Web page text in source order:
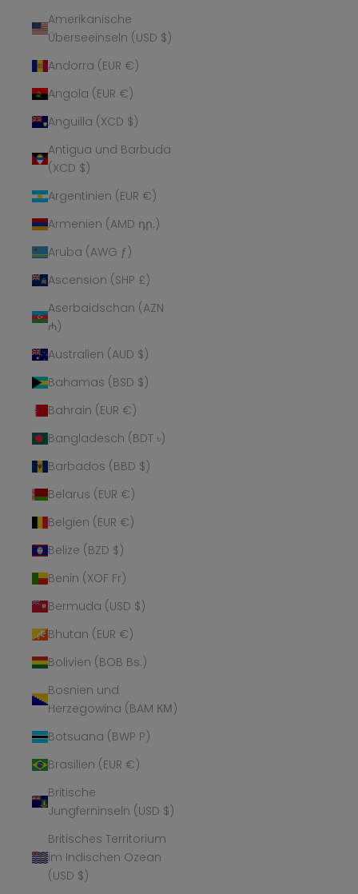
Amerikanische
Überseeinseln (USD $)
Andorra (EUR €)
Angola (EUR €)
Anguilla (XCD $)
Antigua und Barbuda
(XCD $)
Argentinien (EUR €)
Armenien (AMD դր.)
Aruba (AWG ƒ)
Ascension (SHP £)
Aserbaidschan (AZN
₼)
Australien (AUD $)
Bahamas (BSD $)
Bahrain (EUR €)
Bangladesch (BDT ৳)
Barbados (BBD $)
Belarus (EUR €)
Belgien (EUR €)
Belize (BZD $)
Benin (XOF Fr)
Bermuda (USD $)
Bhutan (EUR €)
Bolivien (BOB Bs.)
Bosnien und
Herzegowina (BAM КМ)
Botsuana (BWP P)
Brasilien (EUR €)
Britische
Jungferninseln (USD $)
Britisches Territorium
im Indischen Ozean
(USD $)